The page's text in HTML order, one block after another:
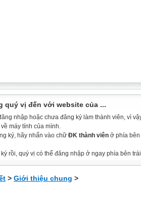
quý vị đến với website của ...
nhập hoặc chưa đăng ký làm thành viên, vì
máy tính của mình.
ký, hãy nhấn vào chữ ĐK thành viên ở phía bên
rồi, quý vị có thể đăng nhập ở ngay phía bên
> Giới thiệu chung >